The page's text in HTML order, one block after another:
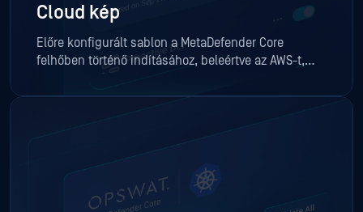
Cloud kép
Előre konfigurált sablon a MetaDefender Core
felhőben történő indításához, beleértve az AWS-t,